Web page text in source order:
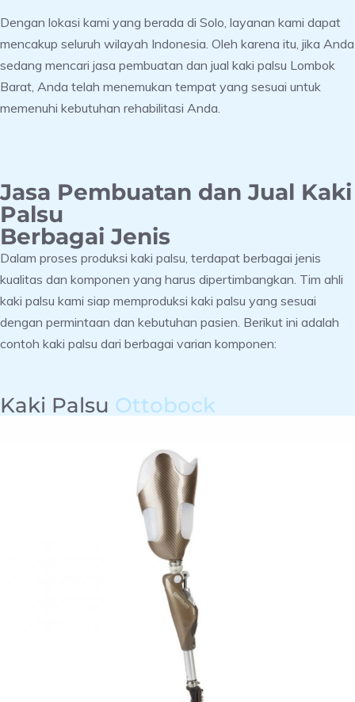
Dengan lokasi kami yang berada di Solo, layanan kami dapat
mencakup seluruh wilayah Indonesia. Oleh karena itu, jika Anda
sedang mencari jasa pembuatan dan jual kaki palsu Lombok
Barat, Anda telah menemukan tempat yang sesuai untuk
memenuhi kebutuhan rehabilitasi Anda.
Jasa Pembuatan dan Jual Kaki
Palsu
Berbagai Jenis
Dalam proses produksi kaki palsu, terdapat berbagai jenis
kualitas dan komponen yang harus dipertimbangkan. Tim ahli
kaki palsu kami siap memproduksi kaki palsu yang sesuai
dengan permintaan dan kebutuhan pasien. Berikut ini adalah
contoh kaki palsu dari berbagai varian komponen:
Kaki Palsu Ottobock